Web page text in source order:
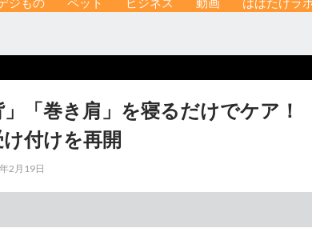
」「巻き肩」を寝るだけでケア
付けを再開
2月19日